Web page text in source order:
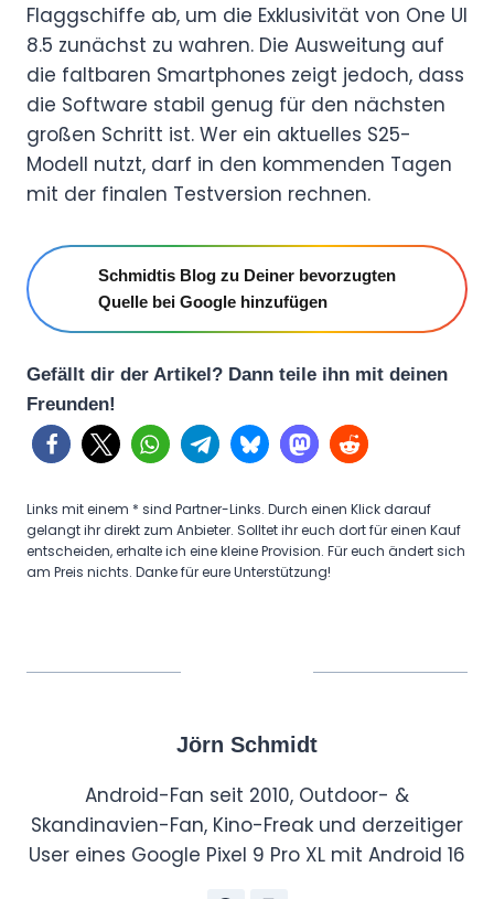
Flaggschiffe ab, um die Exklusivität von One UI
8.5 zunächst zu wahren. Die Ausweitung auf
die faltbaren Smartphones zeigt jedoch, dass
die Software stabil genug für den nächsten
großen Schritt ist. Wer ein aktuelles S25-
Modell nutzt, darf in den kommenden Tagen
mit der finalen Testversion rechnen.
Schmidtis Blog zu Deiner bevorzugten
Quelle bei Google hinzufügen
Gefällt dir der Artikel? Dann teile ihn mit deinen
Freunden!
Links mit einem * sind Partner-Links. Durch einen Klick darauf
gelangt ihr direkt zum Anbieter. Solltet ihr euch dort für einen Kauf
entscheiden, erhalte ich eine kleine Provision. Für euch ändert sich
am Preis nichts. Danke für eure Unterstützung!
Jörn Schmidt
Android-Fan seit 2010, Outdoor- &
Skandinavien-Fan, Kino-Freak und derzeitiger
User eines Google Pixel 9 Pro XL mit Android 16